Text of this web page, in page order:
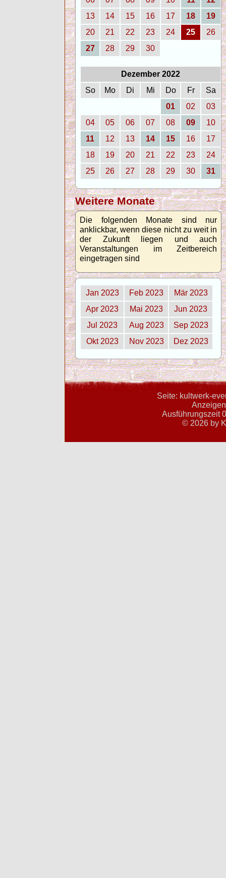
13
14 15 16 17 18
19
20
21 22 23 24 25
26
27
28 29 30
Dezember 2022
So
Mo Di Mi Do Fr
Sa
01
02
03
04
05 06 07 08 09
10
11
12 13 14 15 16
17
18
19 20 21 22 23
24
25
26 27 28 29 30 31
Weitere Monate
Die folgenden Monate sind nur
anklickbar, wenn diese nicht zu weit in
der Zukunft liegen und auch
Veranstaltungen im Zeitbereich
eingetragen sind
Jan 2023 Feb 2023
Mär 2023
Apr 2023
Mai 2023
Jun 2023
Jul 2023
Aug 2023
Sep 2023
Okt 2023
Nov 2023 Dez 2023
Seite: kultwerk-
Ausführungszeit
© 2026 by